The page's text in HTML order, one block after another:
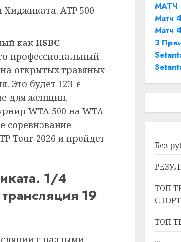
ATP 500
как HSBC
профессиональный
открытых травяных
Это будет 123-е
для женщин.
WTA 500 на WTA
соревнование
Tour 2026 и пройдет
1/4
19
с разными
МАТЧ
Матч
Матч
3
Без
ТОП
СПОРТ
ТОП